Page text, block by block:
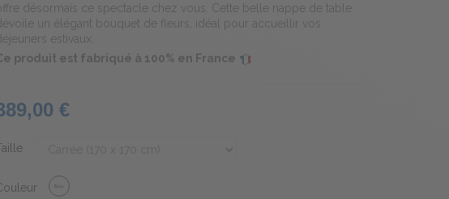
désormais ce spectacle chez vous. Cette belle nappe de table
un élégant bouquet de fleurs, idéal pour accueillir vos
estivaux.
produit est fabriqué à 100% en France
€